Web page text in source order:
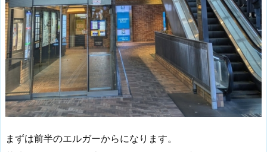
まずは前半のエルガーからになります。